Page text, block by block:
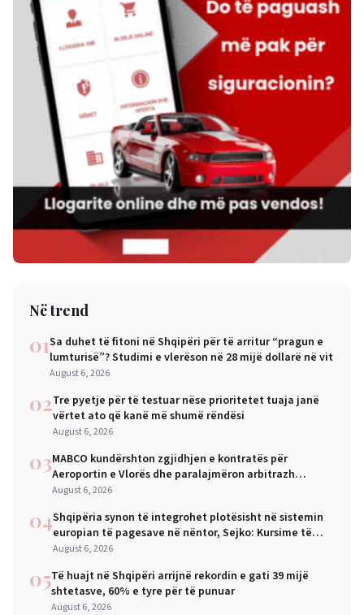
Në trend
01Sa duhet të fitoni në Shqipëri për të arritur “pragun e
lumturisë”? Studimi e vlerëson në 28 mijë dollarë në vit
August 6, 2026
02Tre pyetje për të testuar nëse prioritetet tuaja janë
vërtet ato që kanë më shumë rëndësi
August 6, 2026
03MABCO kundërshton zgjidhjen e kontratës për
Aeroportin e Vlorës dhe paralajmëron arbitrazh
ndërkombëtar
August 6, 2026
04Shqipëria synon të integrohet plotësisht në sistemin
europian të pagesave në nëntor, Sejko: Kursime të
mëdha për qytetarët dhe bizneset
August 6, 2026
05Të huajt në Shqipëri arrijnë rekordin e gati 39 mijë
shtetasve, 60% e tyre për të punuar
August 6, 2026